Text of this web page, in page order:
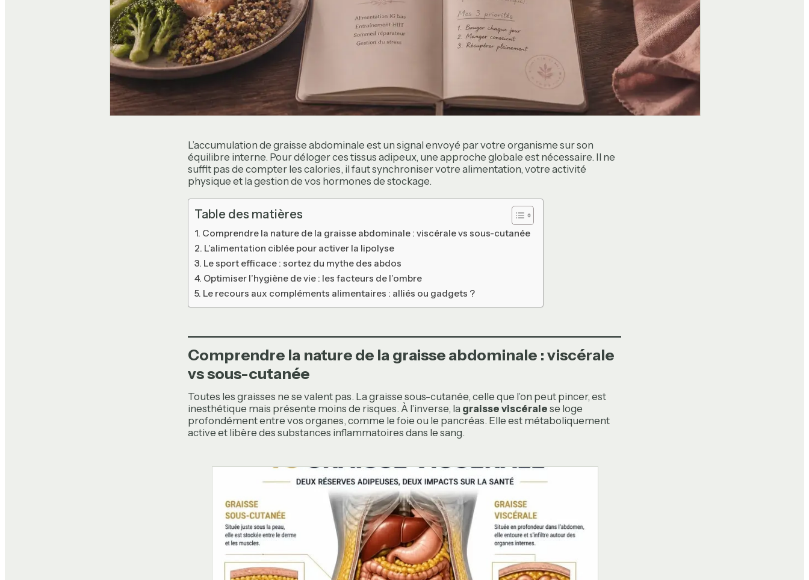
L’accumulation de graisse abdominale est un signal envoyé par votre organisme sur son
équilibre interne. Pour déloger ces tissus adipeux, une approche globale est nécessaire. Il ne
suffit pas de compter les calories, il faut synchroniser votre alimentation, votre activité
physique et la gestion de vos hormones de stockage.
Table des matières
Comprendre la nature de la graisse abdominale : viscérale vs sous-cutanée
L’alimentation ciblée pour activer la lipolyse
Le sport efficace : sortez du mythe des abdos
Optimiser l’hygiène de vie : les facteurs de l’ombre
Le recours aux compléments alimentaires : alliés ou gadgets ?
Comprendre la nature de la graisse abdominale : viscérale
vs sous-cutanée
Toutes les graisses ne se valent pas. La graisse sous-cutanée, celle que l’on peut pincer, est
inesthétique mais présente moins de risques. À l’inverse, la graisse viscérale se loge
profondément entre vos organes, comme le foie ou le pancréas. Elle est métaboliquement
active et libère des substances inflammatoires dans le sang.